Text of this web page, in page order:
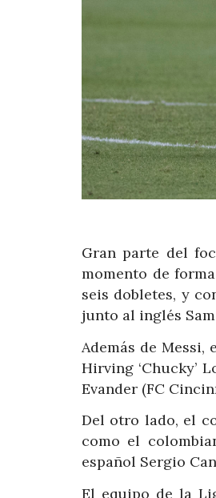
Gran parte del
momento de
seis dobletes, y
junto al inglés
Además de
Hirving ‘Chucky’
Evander (FC
Del otro lado, el
como el
español Sergio
El equipo de la